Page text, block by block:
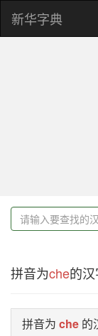
新华字典
拼音为che的
拼音为 che 的